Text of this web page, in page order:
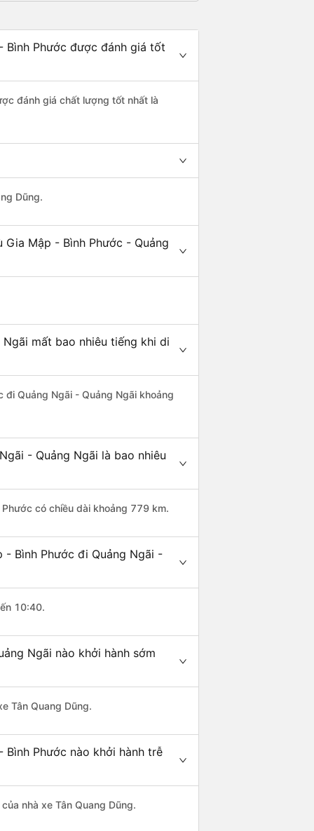
Bình Phước được đánh giá tốt
đánh giá chất lượng tốt nhất là
Dũng.
Mập - Bình Phước - Quảng
mất bao nhiêu tiếng khi di
Quảng Ngãi - Quảng Ngãi khoảng
- Quảng Ngãi là bao nhiêu
có chiều dài khoảng 779 km.
- Bình Phước đi Quảng Ngãi -
10:40.
Ngãi nào khởi hành sớm
Tân Quang Dũng.
Bình Phước nào khởi hành trễ
nhà xe Tân Quang Dũng.